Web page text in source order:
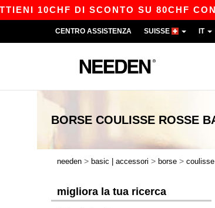
10CHF DI SCONTO SU 80CHF CON
CENTRO ASSISTENZA SUISSE IT
BORSE COULISSE ROSSE
needen > basic | accessori > borse > coulisse
migliora la tua ricerca